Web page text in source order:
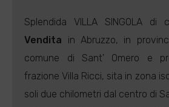
Splendida VILLA SINGOLA
Vendita in Abruzzo, in
comune di Sant' Omero e
frazione Villa Ricci, sita in zona
soli due chilometri dal centro di